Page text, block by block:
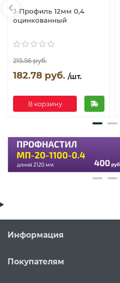
J-Профиль 12мм 0,4
оцинкованный
215.56 руб.
182.78 руб. /шт.
В корзину
Информация
Покупателям